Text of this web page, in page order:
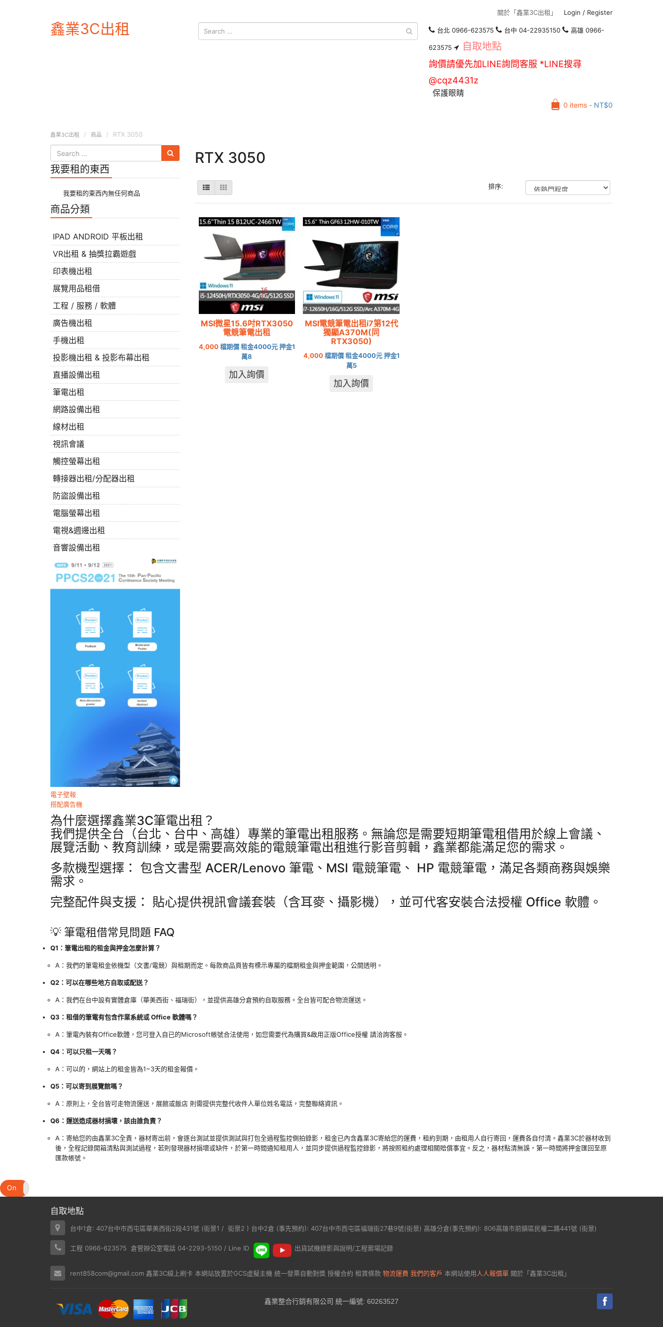
Login / Register
關於「鑫業3C出租」
鑫業3C出租 台北 0966-623575 台中 04-22935150 高雄 0966-
623575 自取地點
詢價請優先加LINE詢問客服 *LINE搜尋
@cqz4431z
保護眼睛
0 items - NT$0
鑫業3C出租 商品 RTX 3050
我要租的東西
我要租的東西內無任何商品
商品分類
IPAD ANDROID 平板出租
VR出租 & 抽獎拉霸遊戲
印表機出租
展覽用品租借
工程 / 服務 / 軟體
廣告機出租
手機出租
投影機出租 & 投影布幕出租
直播設備出租
筆電出租
網路設備出租
線材出租
視訊會議
觸控螢幕出租
轉接器出租/分配器出租
防盜設備出租
電腦螢幕出租
電視&週邊出租
音響設備出租
電子壁報
搭配廣告機
RTX 3050
排序:
MSI微星15.6吋RTX3050
電競筆電出租
4,000檔期價 租金4000元 押金1
萬8
加入詢價
MSI電競筆電出租i7第12代
獨顯A370M(同
RTX3050)
4,000檔期價 租金4000元 押金1
萬5
加入詢價
為什麼選擇鑫業3C筆電出租？
我們提供全台（台北、台中、高雄）專業的筆電出租服務。無論您是需要短期筆電租借用於線上會議、
展覽活動、教育訓練，或是需要高效能的電競筆電出租進行影音剪輯，鑫業都能滿足您的需求。
多款機型選擇： 包含文書型 ACER/Lenovo 筆電、MSI 電競筆電、 HP 電競筆電，滿足各類商務與娛樂
需求。
完整配件與支援： 貼心提供視訊會議套裝（含耳麥、攝影機），並可代客安裝合法授權 Office 軟體。
💡 筆電租借常見問題 FAQ
Q1：筆電出租的租金與押金怎麼計算？
A：我們的筆電租金依機型（文書/電競）與租期而定。每款商品頁皆有標示專屬的檔期租金與押金範圍，公開透明。
Q2：可以在哪些地方自取或配送？
A：我們在台中設有實體倉庫（華美西街、福瑞街），並提供高雄分倉預約自取服務。全台皆可配合物流運送。
Q3：租借的筆電有包含作業系統或 Office 軟體嗎？
A：筆電內裝有Office軟體，您可登入自已的Microsoft帳號合法使用，如您需要代為購買&啟用正版Office授權 請洽詢客服。
Q4：可以只租一天嗎？
A：可以的，網站上的租金皆為1~3天的租金報價。
Q5：可以寄到展覽館嗎？
A：原則上，全台皆可走物流運送，展館或飯店 則需提供完整代收件人單位姓名電話，完整聯絡資訊。
Q6：運送造成器材損壞，該由誰負責？
A：寄給您的由鑫業3C全責，器材寄出前，會逐台測試並提供測試與打包全過程監控側拍錄影，租金已內含鑫業3C寄給您的運費，租約到期，由租用人自行寄回，運費各自付清。鑫業3C於器材收到
後，全程記錄開箱清點與測試過程，若則發現器材損壞或缺件，於第一時間通知租用人，並同步提供過程監控錄影，將按照租約處理相關賠償事宜。反之，器材點清無誤，第一時間將押金匯回至原
匯款帳號。
On
自取地點
台中1倉: 407台中市西屯區華美西街2段431號 (街景1 / 街景2 ) 台中2倉 (事先預約): 407台中市西屯區福瑞街27巷9號(街景) 高雄分倉(事先預約): 806高雄市前鎮區民權二路441號 (街景)
工程 0966-623575 倉管辦公室電話 04-2293-5150 / Line ID 出貨試機錄影與說明/工程案場記錄
rent858com@gmail.com 鑫業3C線上刷卡 本網站放置於GCS虛擬主機 統一發票自動對獎 授權合約 租賃條款 物流運費 我們的客戶 本網站使用人人報價單 關於「鑫業3C出租」
鑫業整合行銷有限公司 統一編號: 60263527